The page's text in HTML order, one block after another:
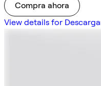
Compra ahora
View details for